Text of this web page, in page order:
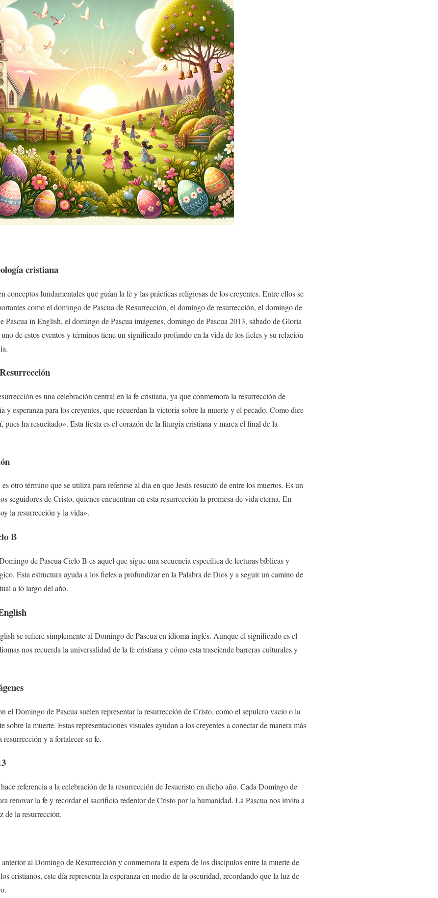
cristiana
conceptos fundamentales que guían la fe y las prácticas religiosas de los creyentes. Entre ellos se
como el domingo de Pascua de Resurrección, el domingo de resurrección, el domingo de
Pascua in English, el domingo de Pascua imágenes, domingo de Pascua 2013, sábado de Gloria
de estos eventos y términos tiene un significado profundo en la vida de los fieles y su relación
es una celebración central en la fe cristiana, ya que conmemora la resurrección de
y esperanza para los creyentes, que recuerdan la victoria sobre la muerte y el pecado. Como dice
pues ha resucitado». Esta fiesta es el corazón de la liturgia cristiana y marca el final de la
otro término que se utiliza para referirse al día en que Jesús resucitó de entre los muertos. Es un
seguidores de Cristo, quienes encuentran en esta resurrección la promesa de vida eterna. En
la resurrección y la vida».
B
de Pascua Ciclo B es aquel que sigue una secuencia específica de lecturas bíblicas y
Esta estructura ayuda a los fieles a profundizar en la Palabra de Dios y a seguir un camino de
a lo largo del año.
se refiere simplemente al Domingo de Pascua en idioma inglés. Aunque el significado es el
nos recuerda la universalidad de la fe cristiana y cómo esta trasciende barreras culturales y
el Domingo de Pascua suelen representar la resurrección de Cristo, como el sepulcro vacío o la
sobre la muerte. Estas representaciones visuales ayudan a los creyentes a conectar de manera más
y a fortalecer su fe.
referencia a la celebración de la resurrección de Jesucristo en dicho año. Cada Domingo de
renovar la fe y recordar el sacrificio redentor de Cristo por la humanidad. La Pascua nos invita a
de la resurrección.
al Domingo de Resurrección y conmemora la espera de los discípulos entre la muerte de
cristianos, este día representa la esperanza en medio de la oscuridad, recordando que la luz de